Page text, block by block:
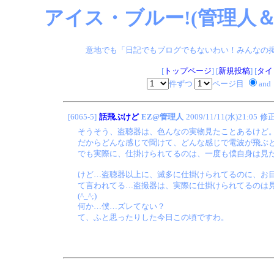
アイス・ブルー!(管理人
意地でも「日記でもブログでもないわい！みんなの
[トップページ] [新規投稿] [タ
件ずつ
ページ目 and
[6065-5] 話飛ぶけど EZ@管理人 2009/11/11(水)21:05 修
そうそう、盗聴器は、色んなの実物見たことあるけど
だからどんな感じで聞けて、どんな感じで電波が飛ぶ
でも実際に、仕掛けられてるのは、一度も僕自身は見
けど…盗聴器以上に、滅多に仕掛けられてるのに、お
て言われてる…盗撮器は、実際に仕掛けられてるのは
(^_^;)
何か…僕…ズレてない？
て、ふと思ったりした今日この頃ですわ。